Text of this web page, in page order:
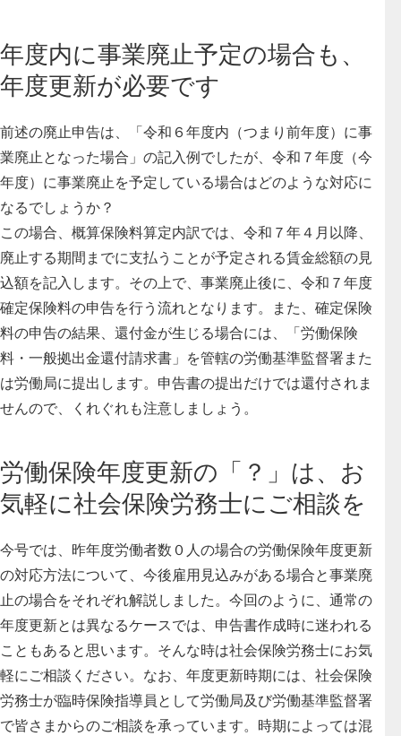
年度内に事業廃止予定の場合も、
年度更新が必要です
前述の廃止申告は、「令和６年度内（つまり前年度）に事
業廃止となった場合」の記入例でしたが、令和７年度（今
年度）に事業廃止を予定している場合はどのような対応に
なるでしょうか？
この場合、概算保険料算定内訳では、令和７年４月以降、
廃止する期間までに支払うことが予定される賃金総額の見
込額を記入します。その上で、事業廃止後に、令和７年度
確定保険料の申告を行う流れとなります。また、確定保険
料の申告の結果、還付金が生じる場合には、「労働保険
料・一般拠出金還付請求書」を管轄の労働基準監督署また
は労働局に提出します。申告書の提出だけでは還付されま
せんので、くれぐれも注意しましょう。
労働保険年度更新の「？」は、お
気軽に社会保険労務士にご相談を
今号では、昨年度労働者数０人の場合の労働保険年度更新
の対応方法について、今後雇用見込みがある場合と事業廃
止の場合をそれぞれ解説しました。今回のように、通常の
年度更新とは異なるケースでは、申告書作成時に迷われる
こともあると思います。そんな時は社会保険労務士にお気
軽にご相談ください。なお、年度更新時期には、社会保険
労務士が臨時保険指導員として労働局及び労働基準監督署
で皆さまからのご相談を承っています。時期によっては混